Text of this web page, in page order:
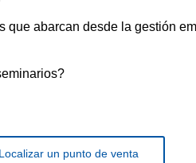
que abarcan desde la gestión
Localizar un punto de venta